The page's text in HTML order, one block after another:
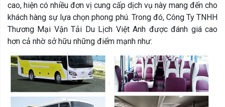
cao, hiện có nhiều đơn vị cung cấp dịch vụ này mang đến cho
khách hàng sự lựa chọn phong phú. Trong đó, Công Ty TNHH
Thương Mại Vận Tải Du Lịch Việt Anh được đánh giá cao
hơn cả nhờ sở hữu những điểm mạnh như: